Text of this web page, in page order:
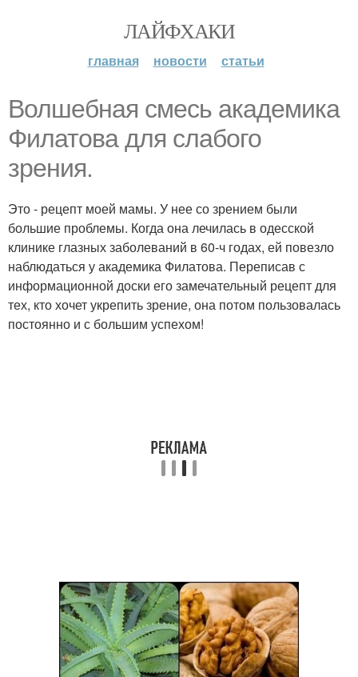
ЛАЙФХАКИ
главная новости статьи
Волшебная смесь академика
Филатова для слабого
зрения.
Это - рецепт моей мамы. У нее со зрением были
большие проблемы. Когда она лечилась в одесской
клинике глазных заболеваний в 60-ч годах, ей повезло
наблюдаться у академика Филатова. Переписав с
информационной доски его замечательный рецепт для
тех, кто хочет укрепить зрение, она потом пользовалась
постоянно и с большим успехом!